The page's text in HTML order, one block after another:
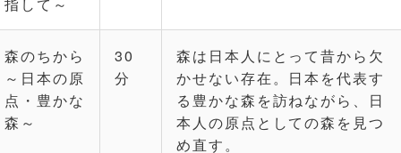
森のちから
～日本の原
点・豊かな
森～
30
分
森は日本人にとって昔から欠
かせない存在。日本を代表す
る豊かな森を訪ねながら、日
本人の原点としての森を見つ
め直す。